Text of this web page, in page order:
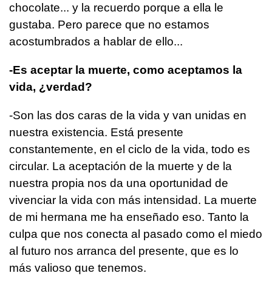
chocolate... y la recuerdo porque a ella le
gustaba. Pero parece que no estamos
acostumbrados a hablar de ello...
-Es aceptar la muerte, como aceptamos la
vida, ¿verdad?
-Son las dos caras de la vida y van unidas en
nuestra existencia. Está presente
constantemente, en el ciclo de la vida, todo es
circular. La aceptación de la muerte y de la
nuestra propia nos da una oportunidad de
vivenciar la vida con más intensidad. La muerte
de mi hermana me ha enseñado eso. Tanto la
culpa que nos conecta al pasado como el miedo
al futuro nos arranca del presente, que es lo
más valioso que tenemos.